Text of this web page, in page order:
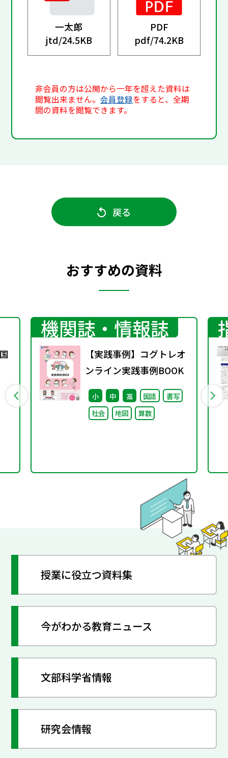
一太郎
jtd/24.5KB
PDF
pdf/74.2KB
非会員の方は公開から一年を超えた資料は
閲覧出来ません。会員登録をすると、全期
間の資料を閲覧できます。
戻る
おすすめの資料
機関誌・情報誌
【実践事例】コグトレオ
ンライン実践事例BOOK
小 中 高 国語
書写
社会
地図 算数
授業に役立つ資料集
今がわかる教育ニュース
文部科学省情報
研究会情報